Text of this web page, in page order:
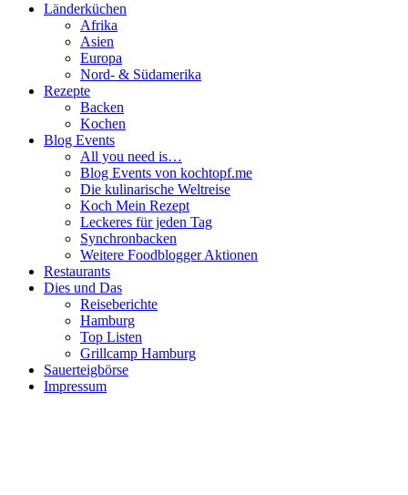
Länderküchen
Afrika
Asien
Europa
Nord- & Südamerika
Rezepte
Backen
Kochen
Blog Events
All you need is…
Blog Events von kochtopf.me
Die kulinarische Weltreise
Koch Mein Rezept
Leckeres für jeden Tag
Synchronbacken
Weitere Foodblogger Aktionen
Restaurants
Dies und Das
Reiseberichte
Hamburg
Top Listen
Grillcamp Hamburg
Sauerteigbörse
Impressum